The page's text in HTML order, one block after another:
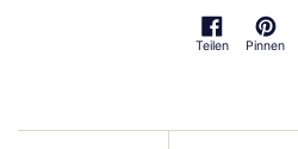
Teilen
Pinnen